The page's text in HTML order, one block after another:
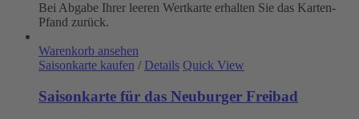
Bei Abgabe Ihrer leeren Wertkarte erhalten Sie das Karten-
Pfand zurück.
Warenkorb ansehen
Saisonkarte kaufen / Details Quick View
Saisonkarte für das Neuburger Freibad